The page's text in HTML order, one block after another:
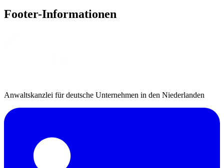
Footer-Informationen
Anwaltskanzlei für deutsche Unternehmen in den Niederlanden